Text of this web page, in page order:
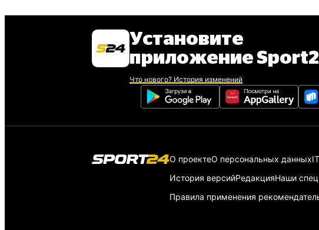
Установите
приложение
Что нового? История изменений
О проектеО персональных данных
История версийРедакцияНаши
Правила применения